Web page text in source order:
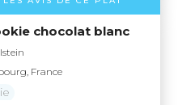
chocolat blanc
France